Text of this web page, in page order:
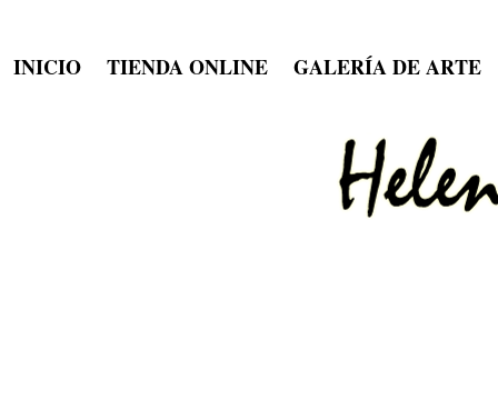
INICIO TIENDA ONLINE GALERÍA DE ARTE